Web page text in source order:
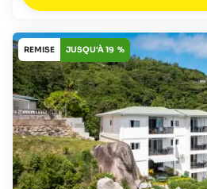
REMISE JUSQU'À 19 %